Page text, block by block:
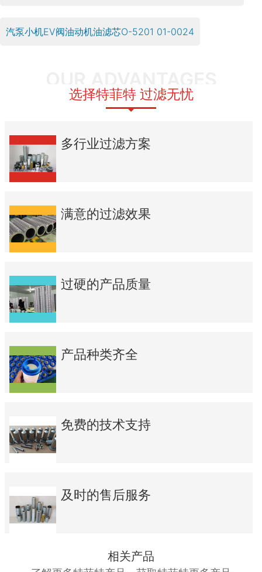
汽泵小机EV阀油动机油滤芯O-5201 01-0024
选择特菲特 过滤无忧
多行业过滤方案
满意的过滤效果
过硬的产品质量
产品种类齐全
免费的技术支持
及时的售后服务
相关产品